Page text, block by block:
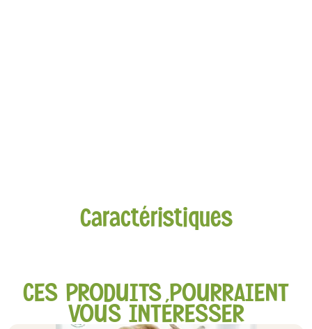
Caractéristiques
CES PRODUITS POURRAIENT
VOUS INTÉRESSER